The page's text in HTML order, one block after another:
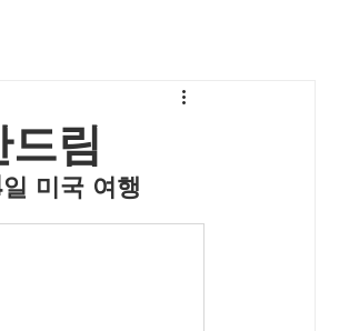
림
미국 여행